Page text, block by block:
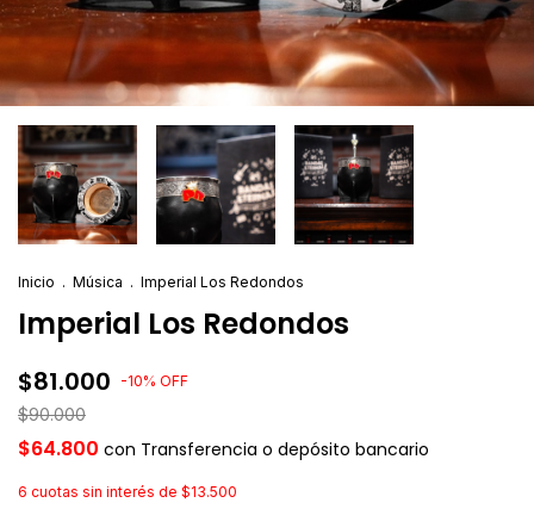
Inicio . Música . Imperial Los Redondos
Imperial Los Redondos
$81.000 -10% OFF
$90.000
$64.800 con Transferencia o depósito bancario
6 cuotas sin interés de $13.500